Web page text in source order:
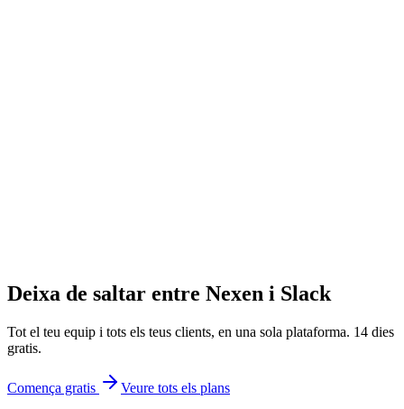
Deixa de saltar entre Nexen i Slack
Tot el teu equip i tots els teus clients, en una sola plataforma. 14 dies
gratis.
Comença gratis
Veure tots els plans